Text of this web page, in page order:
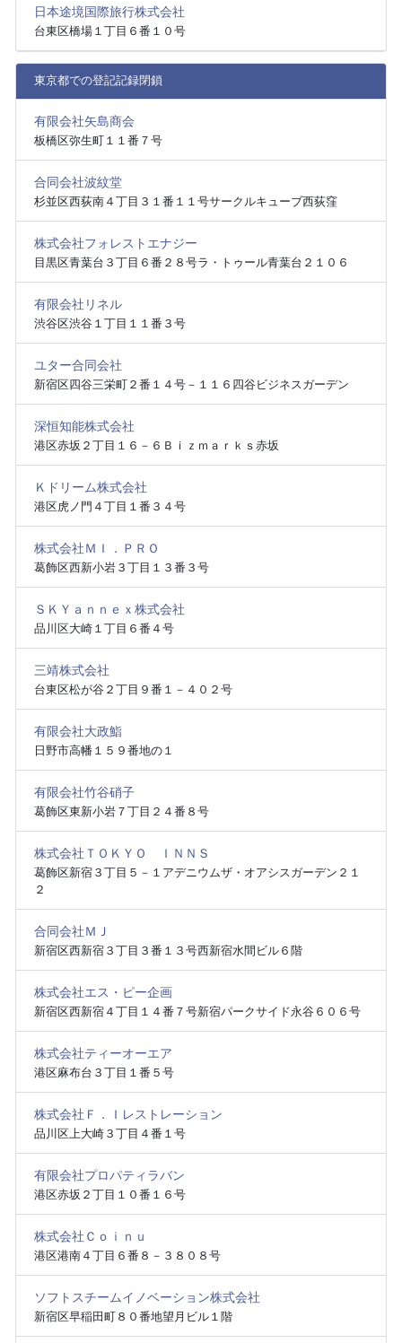
日本途境国際旅行株式会社
台東区橋場１丁目６番１０号
東京都での登記記録閉鎖
有限会社矢島商会
板橋区弥生町１１番７号
合同会社波紋堂
杉並区西荻南４丁目３１番１１号サークルキューブ西荻窪
株式会社フォレストエナジー
目黒区青葉台３丁目６番２８号ラ・トゥール青葉台２１０６
有限会社リネル
渋谷区渋谷１丁目１１番３号
ユター合同会社
新宿区四谷三栄町２番１４号－１１６四谷ビジネスガーデン
深恒知能株式会社
港区赤坂２丁目１６－６Ｂｉｚｍａｒｋｓ赤坂
Ｋドリーム株式会社
港区虎ノ門４丁目１番３４号
株式会社ＭＩ．ＰＲＯ
葛飾区西新小岩３丁目１３番３号
ＳＫＹａｎｎｅｘ株式会社
品川区大崎１丁目６番４号
三靖株式会社
台東区松が谷２丁目９番１－４０２号
有限会社大政鮨
日野市高幡１５９番地の１
有限会社竹谷硝子
葛飾区東新小岩７丁目２４番８号
株式会社ＴＯＫＹＯ ＩＮＮＳ
葛飾区新宿３丁目５－１アデニウムザ・オアシスガーデン２１
２
合同会社ＭＪ
新宿区西新宿３丁目３番１３号西新宿水間ビル６階
株式会社エス・ピー企画
新宿区西新宿４丁目１４番７号新宿パークサイド永谷６０６号
株式会社ティーオーエア
港区麻布台３丁目１番５号
株式会社Ｆ．Ｉレストレーション
品川区上大崎３丁目４番１号
有限会社プロパティラバン
港区赤坂２丁目１０番１６号
株式会社Ｃｏｉｎｕ
港区港南４丁目６番８－３８０８号
ソフトスチームイノベーション株式会社
新宿区早稲田町８０番地望月ビル１階